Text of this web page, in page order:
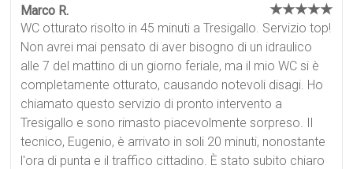
Marco R. ★★★★★
WC otturato risolto in 45 minuti a Tresigallo. Servizio top!
Non avrei mai pensato di aver bisogno di un idraulico
alle 7 del mattino di un giorno feriale, ma il mio WC si è
completamente otturato, causando notevoli disagi. Ho
chiamato questo servizio di pronto intervento a
Tresigallo e sono rimasto piacevolmente sorpreso. Il
tecnico, Eugenio, è arrivato in soli 20 minuti, nonostante
l'ora di punta e il traffico cittadino. È stato subito chiaro